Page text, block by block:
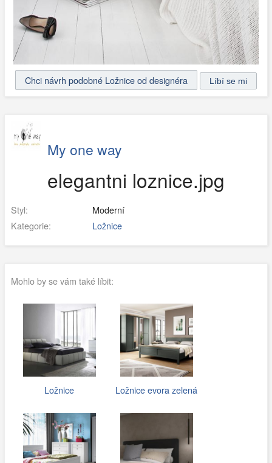
Chci návrh podobné Ložnice od designéra
My one way
elegantni loznice.jpg
Styl:
Moderní
Kategorie:
Ložnice
Mohlo by se vám také líbit:
Ložnice Ložnice evora zelená